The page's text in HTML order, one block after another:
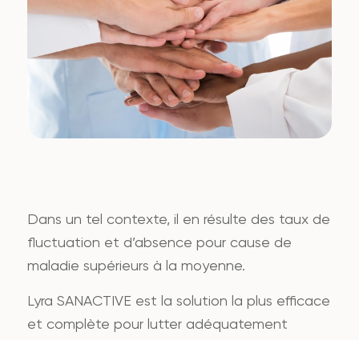
Dans un tel contexte, il en résulte des taux de
fluctuation et d’absence pour cause de
maladie supérieurs à la moyenne.
Lyra SANACTIVE est la solution la plus efficace
et complète pour lutter adéquatement